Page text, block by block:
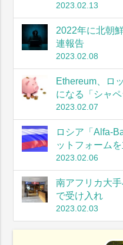
2023.02.13
2022年に北朝
連報告
2023.02.08
Ethereum、ロ
になる「シャ
2023.02.07
ロシア「Alfa-
ットフォーム
2023.02.06
南アフリカ大
で受け入れ
2023.02.03